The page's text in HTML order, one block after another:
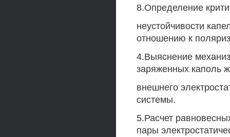
8.Определение
неустойчивости
отношению к
4.Выяснение
заряженных каполь
внешнего
системы.
5.Расчет
пары